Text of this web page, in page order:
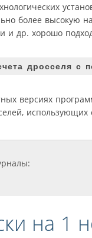
более высокую
и др. хорошо
дросселя с
версиях
использующих
на 1